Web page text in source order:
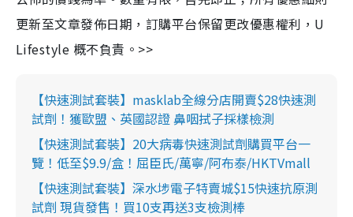
更新至文章發佈日期，訂購平台保留更改優惠權利，U
Lifestyle 概不負責。>>
【快速測試套裝】masklab全線分店開賣$28快速測
試劑！獲歐盟、英國認證 鼻咽拭子採樣檢測
【快速測試套裝】20大病毒快速測試劑購買平台一
覽！低至$9.9/盒！屈臣氏/萬寧/阿布泰/HKTVmall
【快速測試套裝】深水埗電子特賣城$15快速抗原測
試劑 現貨發售！買10支再送3支檢測棒